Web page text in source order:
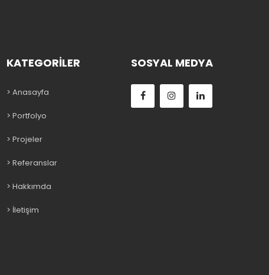
KATEGORİLER
> Anasayfa
> Portfolyo
> Projeler
> Referanslar
> Hakkımda
> İletişim
SOSYAL MEDYA